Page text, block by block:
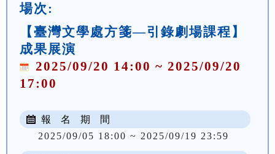
場次:
【臺灣文學處方箋—引錄劇場課程】
成果展演
2025/09/20 14:00 ~ 2025/09/20
17:00
報 名 期 間
2025/09/05 18:00 ~ 2025/09/19 23:59